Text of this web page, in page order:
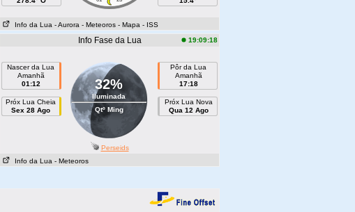
Info da Lua - Aurora - Meteoros - Mapa - ISS
Info Fase da Lua 19:09:18
Nascer da Lua
Amanhã
01:12
Próx Lua Cheia
Sex 28 Ago
32%
Iluminada
Qtº Ming
Pôr da Lua
Amanhã
17:18
Próx Lua Nova
Qua 12 Ago
Perseids
Info da Lua - Meteoros